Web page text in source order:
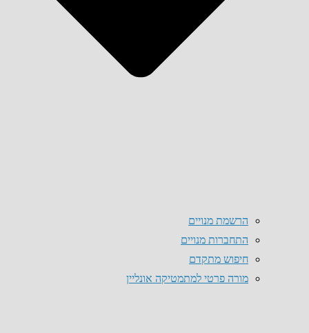
הרשמת מנויים
התחברות מנויים
חיפוש מתקדם
מורה פרטי למתמטיקה אונליין